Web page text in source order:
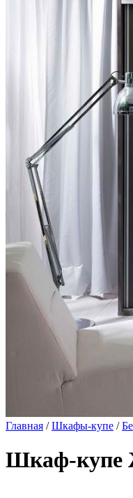
Главная /Шкафы-купе /
Шкаф-купе